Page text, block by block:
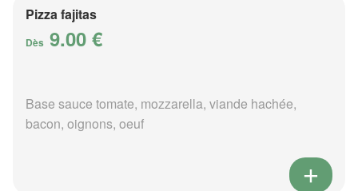
Pizza fajitas
Dès 9.00 €
Base sauce tomate, mozzarella, viande hachée,
bacon, oignons, oeuf